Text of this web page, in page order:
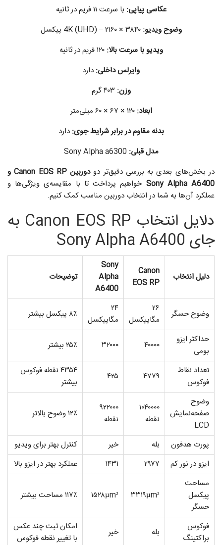
عکاسی پیاپی: با سرعت ۱۱ فریم در ثانیه
وضوح ویدیو: 4K (UHD) – ۲۱۶۰ × ۳۸۴۰ پیکسل
ویدیو با سرعت بالا:۱۲۰ فریم در ثانیه
وایرلس داخلی: دارد
وزن:
ابعاد: ۱۲۰ × ۶۷ × ۶۰ میلی‌متر
بدنه مقاوم در برابر شرایط جوی:دارد
مدل قبلی:
در بخش‌های بعدی به بررسی دقیق‌تر دو
دوربین Canon EOS RP و
Sony Alpha A6400 خواهیم پرداخت تا با مقایسه‌ی ویژگی‌ها و
عملکرد آن‌ها به شما در انتخاب دوربین مناسب کمک کنیم.
دلایل انتخاب Canon EOS RP به
جای Sony Alpha A6400
دلیل انتخاب
Canon
EOS RP
Sony
Alpha
A6400
توضیحات
وضوح حسگر
۲۶
مگاپیکسل
۲۴
مگاپیکسل
۸٪ پیکسل بیشتر
حداکثر ایزو
بومی
۴۰۰۰۰ ۳۲۰۰۰ ۲۵٪ بیشتر
تعداد نقاط
فوکوس
۴۷۷۹ ۴۲۵
۴۳۵۴ نقطه فوکوس
بیشتر
وضوح
صفحه‌نمایش
LCD
۱۰۴۰۰۰۰
نقطه
۹۲۲۰۰۰
نقطه
۱۲٪ وضوح بالاتر
پورت هدفون بله خیر
کنترل بهتر برای ویدیو
ایزو در نور کم
۲۹۷۷ ۱۴۳۱
عملکرد بهتر در ایزو بالا
مساحت
پیکسل
حسگر
۳۳۱۹µm² ۱۵۲۸µm² ۱۱۷٪ مساحت بیشتر
فوکوس
براکتینگ
بله خیر
امکان ثبت چند عکس
با تغییر نقطه فوکوس